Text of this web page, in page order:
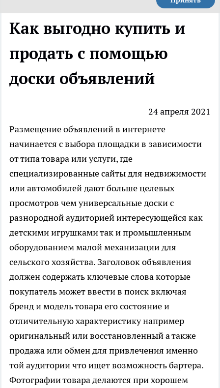
Как выгодно купить и
продать с помощью
доски объявлений
24 апреля 2021
Размещение объявлений в интернете
начинается с выбора площадки в зависимости
от типа товара или услуги, где
специализированные сайты для недвижимости
или автомобилей дают больше целевых
просмотров чем универсальные доски с
разнородной аудиторией интересующейся как
детскими игрушками так и промышленным
оборудованием малой механизации для
сельского хозяйства. Заголовок объявления
должен содержать ключевые слова которые
покупатель может ввести в поиск включая
бренд и модель товара его состояние и
отличительную характеристику например
оригинальный или восстановленный а также
продажа или обмен для привлечения именно
той аудитории что ищет возможность бартера.
Фотографии товара делаются при хорошем